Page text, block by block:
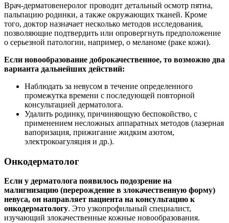
Врач-дерматовенеролог проводит детальный осмотр пятна,
пальпацию родинки, а также окружающих тканей. Кроме
того, доктор назначает несколько методов исследования,
позволяющие подтвердить или опровергнуть предположение
о серьезной патологии, например, о меланоме (раке кожи).
Если новообразование доброкачественное, то возможно два
варианта дальнейших действий:
Наблюдать за невусом в течение определенного
промежутка времени с последующей повторной
консультацией дерматолога.
Удалить родинку, причиняющую беспокойство, с
применением несложных аппаратных методов (лазерная
вапоризация, прижигание жидким азотом,
электрокоагуляция и др.).
Онкодерматолог
Если у дерматолога появилось подозрение на
малигнизацию (перерождение в злокачественную форму)
невуса, он направляет пациента на консультацию к
онкодерматологу. Это узкопрофильный специалист,
изучающий злокачественные кожные новообразования.